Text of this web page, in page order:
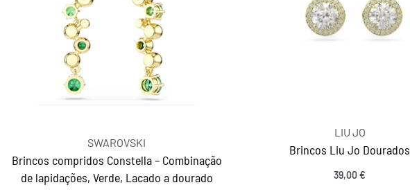
SWAROVSKI
Brincos compridos Constella – Combinação
de lapidações, Verde, Lacado a dourado
LIU JO
Brincos Liu Jo Dourados
39,00€
INFORMAÇÕES